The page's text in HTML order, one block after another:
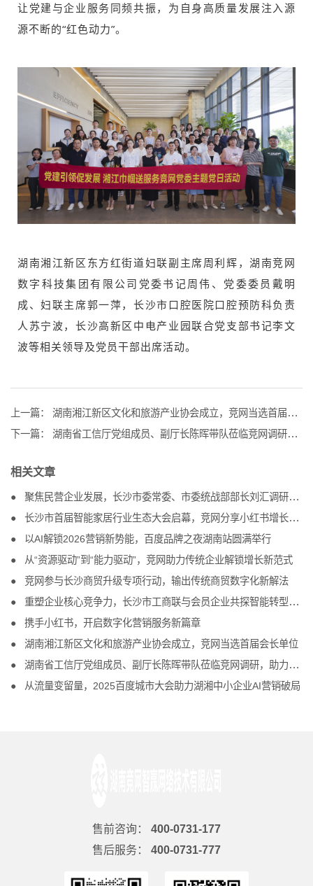
让党建与企业服务同频共振，为自身高质量发展注入源
源不断的“红色动力”。
湖南湘江新区东方红街道妇联副主席周利辉，湖南竞网
数字科技集团有限公司党委书记周伟、党委委员戴明
成、妇联主席郭一萍，长沙市口腔医院口腔预防科负责
人苏宁波，长沙高新区中电产业园联合党支部书记李文
波等相关领导及党员干部出席活动。
上一篇：
湖南湘江新区文化和旅游产业协会成立，竞网当选首届会长单位
下一篇：
湖南省工信厅党组成员、副厅长陈晖带队莅临竞网调研，助力互联网企业发展
相关文章
聚焦民营企业发展，长沙市委常委、市委统战部部长刘汇调研竞网
长沙市首届智能家居行业生态大会启幕，竞网分享小红书增长方案
以AI解锁2026营销新势能，百度品牌之夜湖南站圆满举行
从“资源驱动”到“能力驱动”，竞网助力传统企业解锁增长新范式
竞网参与长沙商贸升级专项行动，输出传统商贸数字化新解法
重塑企业核心竞争力，长沙市工商联与会员企业共探智能转型新路径
携手小红书，开启数字化营销服务新篇章
湖南湘江新区文化和旅游产业协会成立，竞网当选首届会长单位
湖南省工信厅党组成员、副厅长陈晖带队莅临竞网调研，助力互联网企业发展
从流量变留量，2025百度城市大会助力湖湘中小企业AI营销破局
售前咨询：
400-0731-177
售后服务：
400-0731-777